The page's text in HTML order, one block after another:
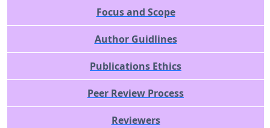
Focus and Scope
Author Guidlines
Publications Ethics
Peer Review Process
Reviewers